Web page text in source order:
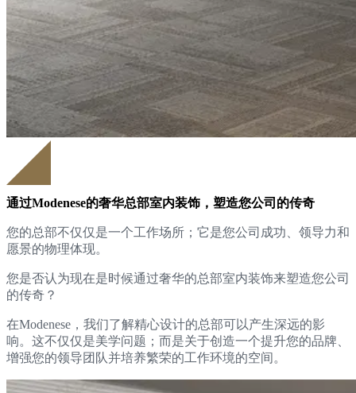
通过Modenese的奢华总部室内装饰，塑造您公司的传奇
您的总部不仅仅是一个工作场所；它是您公司成功、领导力和
愿景的物理体现。
您是否认为现在是时候通过奢华的总部室内装饰来塑造您公司
的传奇？
在Modenese，我们了解精心设计的总部可以产生深远的影
响。这不仅仅是美学问题；而是关于创造一个提升您的品牌、
增强您的领导团队并培养繁荣的工作环境的空间。